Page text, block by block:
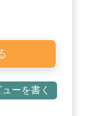
ューを書く